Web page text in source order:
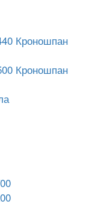
Кроношпан
Кроношпан